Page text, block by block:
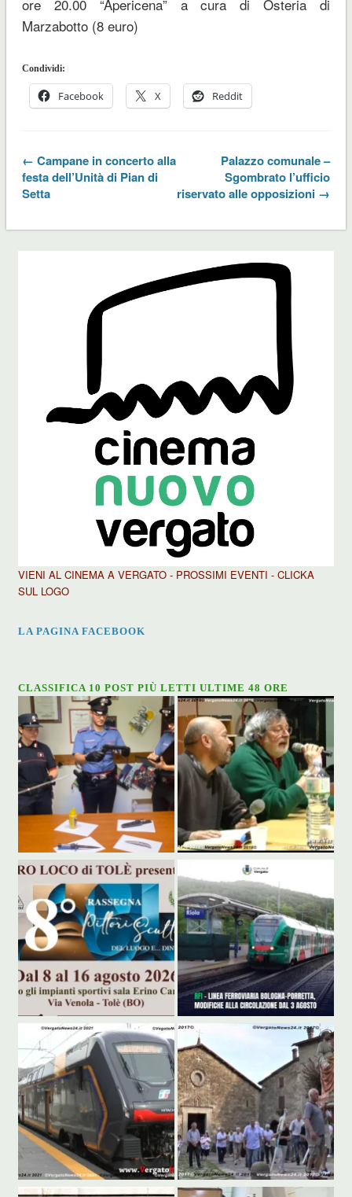
ore 20.00 “Apericena” a cura di Osteria di
Marzabotto (8 euro)
Condividi:
Facebook X Reddit
← Campane in concerto alla
festa dell’Unità di Pian di
Setta
Palazzo comunale –
Sgombrato l’ufficio
riservato alle opposizioni →
VIENI AL CINEMA A VERGATO - PROSSIMI EVENTI - CLICKA
SUL LOGO
LA PAGINA FACEBOOK
CLASSIFICA 10 POST PIÙ LETTI ULTIME 48 ORE